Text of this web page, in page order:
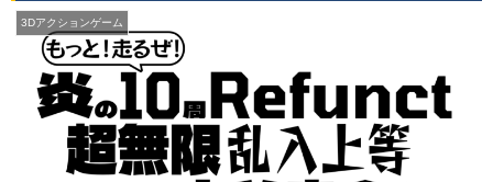
3Dアクションゲーム